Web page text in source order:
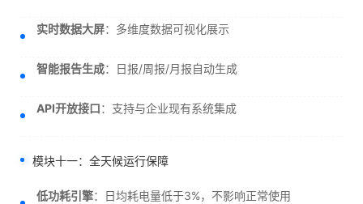
实时数据大屏：多维度数据可视化展示
智能报告生成：日报/周报/月报自动生成
API开放接口：支持与企业现有系统集成
模块十一：全天候运行保障
低功耗引擎：日均耗电量低于3%，不影响正常使用